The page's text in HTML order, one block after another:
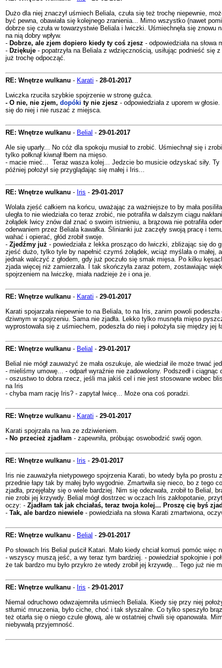
Dużo dla niej znaczył uśmiech Beliala, czuła się też trochę niepewnie,
być pewna, obawiała się kolejnego zranienia... Mimo wszystko (nawet
dobrze się czuła w towarzystwie Beliala i lwiczki. Uśmiechnęła się znowu
na nią dobry wpływ.
- Dobrze, ale zjem dopiero kiedy ty coś zjesz - odpowiedziała na słowa
- Dziękuje - popatrzyła na Beliala z wdzięcznością, usiłując podnieść się
już trochę odpocząć.
RE: Wnętrze wulkanu - Karati - 28-01-2017
Lwiczka rzuciła szybkie spojrzenie w stronę guźca.
- O nie, nie zjem, dopóki ty nie zjesz - odpowiedziała z uporem w
się do niej i nie ruszać z miejsca.
RE: Wnętrze wulkanu - Belial - 29-01-2017
Ale się uparły... No cóż dla spokoju musiał to zrobić. Uśmiechnął się i
tylko połknął kiwnął łbem na mięso.
- macie mieć... Teraz wasza kolej... Jedzcie bo musicie odzyskać siły.
później położył się przyglądając się małej i Iris...
RE: Wnętrze wulkanu - Iris - 29-01-2017
Wolała zjeść całkiem na końcu, uważając za ważniejsze to by mała
uległa to nie wiedziała co teraz zrobić, nie potrafiła w dalszym ciągu
żołądek lwicy znów dał znać o swoim istnieniu, a brązowa nie potrafiła
oderwaniem przez Beliala kawałka. Ślinianki już zaczęły swoją pracę i
wahać i opierać, głód zrobił swoje.
- Zjedźmy już - powiedziała z lekka prosząco do lwiczki, zbliżając się do
zjeść dużo, tylko tyle by napełnić czymś żołądek, wciąż myślała o
jednak walczyć z głodem, gdy już poczuło się smak mięsa. Po kilku
zjada więcej niż zamierzała. I tak skończyła zaraz potem, zostawiając
spojrzeniem na lwiczkę, miała nadzieje że i ona je.
RE: Wnętrze wulkanu - Karati - 29-01-2017
Karati spojarzała niepewnie to na Beliala, to na Iris, zanim powoli
dziwnym w spojrzeniu. Sama nie zjadła. Lekko tylko musnęła mięso
wyprostowała się z uśmiechem, podeszła do niej i położyła się między jej
RE: Wnętrze wulkanu - Belial - 29-01-2017
Belial nie mógł zauważyć że mała oszukuje, ale wiedział ile może trwać
- mieliśmy umowę... - odparł wyraźnie nie zadowolony. Podszedł i
- oszustwo to dobra rzecz, jeśli ma jakiś cel i nie jest stosowane wobec
na Iris
- chyba mam rację Iris? - zapytał lwicę... Może ona coś poradzi.
RE: Wnętrze wulkanu - Karati - 29-01-2017
Karati spojrzała na lwa ze zdziwieniem.
- No przecież zjadłam - zapewniła, próbując oswobodzić swój ogon.
RE: Wnętrze wulkanu - Iris - 29-01-2017
Iris nie zauważyła nietypowego spojrzenia Karati, bo wtedy była po
przednie łapy tak by małej było wygodnie. Zmartwiła się nieco, bo z tego
zjadła, przejęłaby się o wiele bardziej. Nim się odezwała, zrobił to Belial,
nie zrobi jej krzywdy. Belial mógł dostrzec w oczach Iris zakłopotanie,
oczy: - Zjadłam tak jak chciałaś, teraz twoja kolej... Proszę cię byś
- Tak, ale bardzo niewiele - powiedziała na słowa Karati zmartwiona,
RE: Wnętrze wulkanu - Belial - 29-01-2017
Po słowach Iris Belial puścił Katari. Mało kiedy chciał komuś pomóc
- wszyscy muszą jeść, a wy teraz tym bardziej. - powiedział spokojnie i
że tak bardzo mu było przykro że wtedy zrobił jej krzywdę... Tego już nie
RE: Wnętrze wulkanu - Iris - 29-01-2017
Niemal odruchowo odwzajemniła uśmiech Beliala. Kiedy się przy niej
stłumić mruczenia, było ciche, choć i tak słyszalne. Co tylko speszyło
też otarła się o niego czule głową, ale w ostatniej chwili się opanowała.
niebywałą przyjemność.